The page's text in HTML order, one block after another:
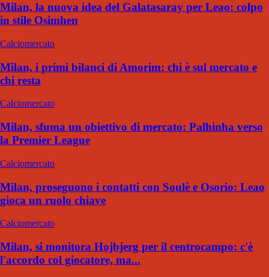
Milan, la nuova idea del Galatasaray per Leao: colpo
in stile Osimhen
Calciomercato
Milan, i primi bilanci di Amorim: chi è sul mercato e
chi resta
Calciomercato
Milan, sfuma un obiettivo di mercato: Palhinha verso
la Premier League
Calciomercato
Milan, proseguono i contatti con Soulè e Osorio: Leao
gioca un ruolo chiave
Calciomercato
Milan, si monitora Hojbjerg per il centrocampo: c'è
l'accordo col giocatore, ma...